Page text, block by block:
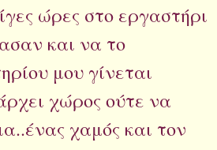
ώρες στο εργαστήρι
και να το
μου γίνεται
χώρος ούτε να
χαμός και τον